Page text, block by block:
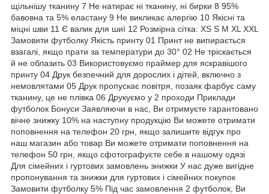
щільнішу тканину 7 Не натирає ні тканину, ні бирки 8 95%
бавовна та 5% еластану 9 Не викликає алергію 10 Якісні та
міцні шви 11 Є валик для шиї 12 Розмірна сітка: XS S M XL XXL
Замовити футболку Якість принту 01 Принт не випирається
взагалі, якщо прати за температури до 30° 02 Не тріскається
й не облазить 03 Використовуємо праймер для яскравішого
принту 04 Друк безпечний для дорослих і дітей, включно з
немовлятами 05 Друк пропускає повітря, позаяк фарбує саму
тканину, це не плівка 06 Друкуємо у 2 проходи Приклади
футболок Бонуси Заявляючи в нас, Ви отримуєте гарантовано
вічне знижку 10% на наступну продукцію Ви можете отримати
поповнення на телефон 20 грн, якщо залишите відгук про
наш магазин або товар Ви можете отримати поповнення на
телефон 50 грн, якщо сфотографуєте себе в нашому одязі
Для сімейних і гуртових замовлень знижки У нас дуже вигідне
пропонування та знижки для гуртових і сімейних покупок
Замовити футболку 5% Під час замовлення 2 футболок, Ви